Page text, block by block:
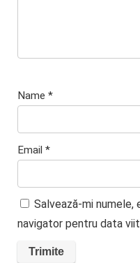
Name *
Email *
Salvează-mi
navigator pentru data